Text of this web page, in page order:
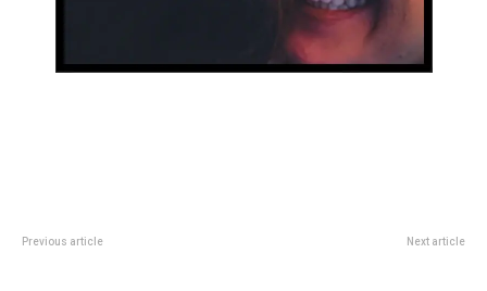
Previous article Next article